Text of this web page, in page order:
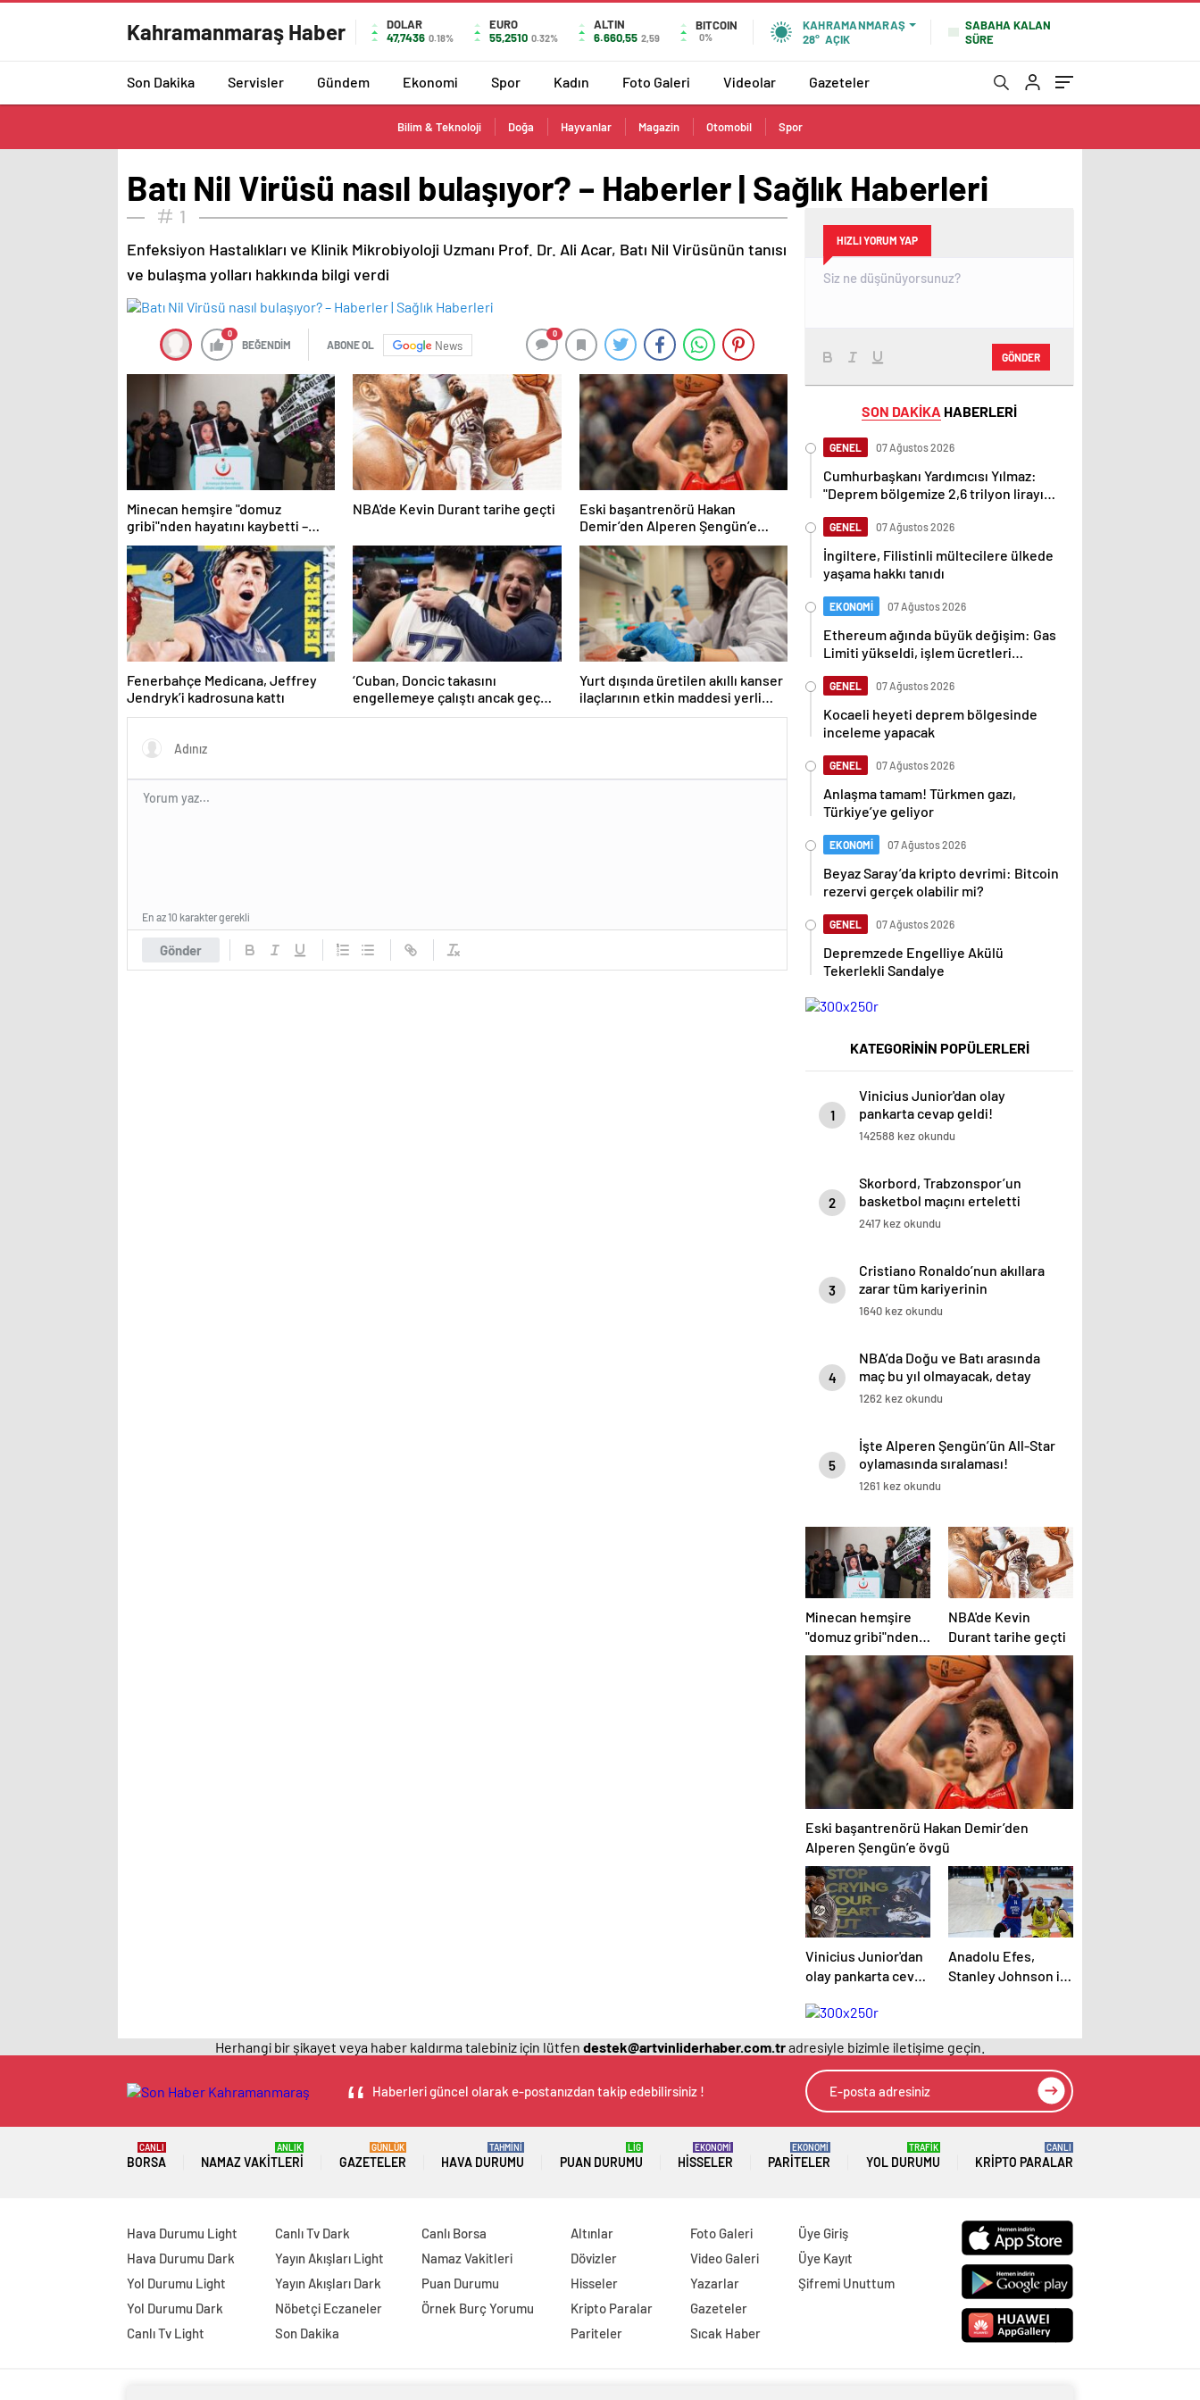
Kahramanmaraş Haber
DOLAR
47,7436 0.18%
EURO
55,2510 0.32%
ALTIN
6.660,55 2,59
BITCOIN
0%
KAHRAMANMARAŞ
28° AÇIK
SABAHA KALAN
SÜRE
Son Dakika Servisler Gündem Ekonomi Spor Kadın Foto Galeri Videolar Gazeteler
Bilim & Teknoloji Doğa Hayvanlar Magazin Otomobil Spor
Batı Nil Virüsü nasıl bulaşıyor? – Haberler | Sağlık Haberleri
1
Enfeksiyon Hastalıkları ve Klinik Mikrobiyoloji Uzmanı Prof. Dr. Ali Acar, Batı Nil Virüsünün tanısı
ve bulaşma yolları hakkında bilgi verdi
0
BEĞENDİM ABONE OL News
0
Minecan hemşire "domuz
gribi"nden hayatını kaybetti –
Haberler | Sağlık Haberleri
NBA'de Kevin Durant tarihe geçti
Eski başantrenörü Hakan
Demir’den Alperen Şengün’e
övgü
Fenerbahçe Medicana, Jeffrey
Jendryk’i kadrosuna kattı
‘Cuban, Doncic takasını
engellemeye çalıştı ancak geç
kaldı’ iddiası! NBA Haberleri
Yurt dışında üretilen akıllı kanser
ilaçlarının etkin maddesi yerli
imkanlarla geliştirildi | Sağlık
Gönder
En az 10 karakter gerekli
HIZLI YORUM YAP
GÖNDER
SON DAKİKA HABERLERİ
GENEL 07 Ağustos 2026
Cumhurbaşkanı Yardımcısı Yılmaz:
"Deprem bölgemize 2,6 trilyon lirayı
GENEL 07 Ağustos 2026
İngiltere, Filistinli mültecilere ülkede
yaşama hakkı tanıdı
EKONOMİ 07 Ağustos 2026
Ethereum ağında büyük değişim: Gas
Limiti yükseldi, işlem ücretleri
GENEL 07 Ağustos 2026
Kocaeli heyeti deprem bölgesinde
inceleme yapacak
GENEL 07 Ağustos 2026
Anlaşma tamam! Türkmen gazı,
Türkiye’ye geliyor
EKONOMİ 07 Ağustos 2026
Beyaz Saray’da kripto devrimi: Bitcoin
rezervi gerçek olabilir mi?
GENEL 07 Ağustos 2026
Depremzede Engelliye Akülü
Tekerlekli Sandalye
KATEGORİNİN POPÜLERLERİ
1
Vinicius Junior'dan olay
pankarta cevap geldi!
Manchester City-Real Madrid
142588 kez okundu
2
Skorbord, Trabzonspor’un
basketbol maçını erteletti
2417 kez okundu
3
Cristiano Ronaldo’nun akıllara
zarar tüm kariyerinin
istatistiğini çıkardık !
1640 kez okundu
4
NBA’da Doğu ve Batı arasında
maç bu yıl olmayacak, detay
haberimizde.
1262 kez okundu
5
İşte Alperen Şengün’ün All-Star
oylamasında sıralaması!
1261 kez okundu
Minecan hemşire
"domuz gribi"nden
hayatını kaybetti –
Haberler | Sağlık
Haberleri
NBA'de Kevin
Durant tarihe geçti
Eski başantrenörü Hakan Demir’den
Alperen Şengün’e övgü
Vinicius Junior'dan
olay pankarta cevap
City-Real Madrid
maçında gündem
olmuştu…
Anadolu Efes,
Stanley Johnson ile
Herhangi bir şikayet veya haber kaldırma talebiniz için lütfen destek@artvinliderhaber.com.tradresiyle bizimle iletişime geçin.
Haberleri güncel olarak e-postanızdan takip edebilirsiniz !
BORSA
CANLI
NAMAZ VAKITLERI
ANLIK
GAZETELER
GÜNLÜK
HAVA DURUMU
TAHMİNİ
PUAN DURUMU
LİG
HISSELER
EKONOMİ
PARITELER
EKONOMİ
YOL DURUMU
TRAFİK
KRIPTO PARALAR
CANLI
Hava Durumu Light
Hava Durumu Dark
Yol Durumu Light
Yol Durumu Dark
Canlı Tv Light
Canlı Tv Dark
Yayın Akışları Light
Yayın Akışları Dark
Nöbetçi Eczaneler
Son Dakika
Canlı Borsa
Namaz Vakitleri
Puan Durumu
Örnek Burç Yorumu
Altınlar
Dövizler
Hisseler
Kripto Paralar
Pariteler
Foto Galeri
Video Galeri
Yazarlar
Gazeteler
Sıcak Haber
Üye Giriş
Üye Kayıt
Şifremi Unuttum